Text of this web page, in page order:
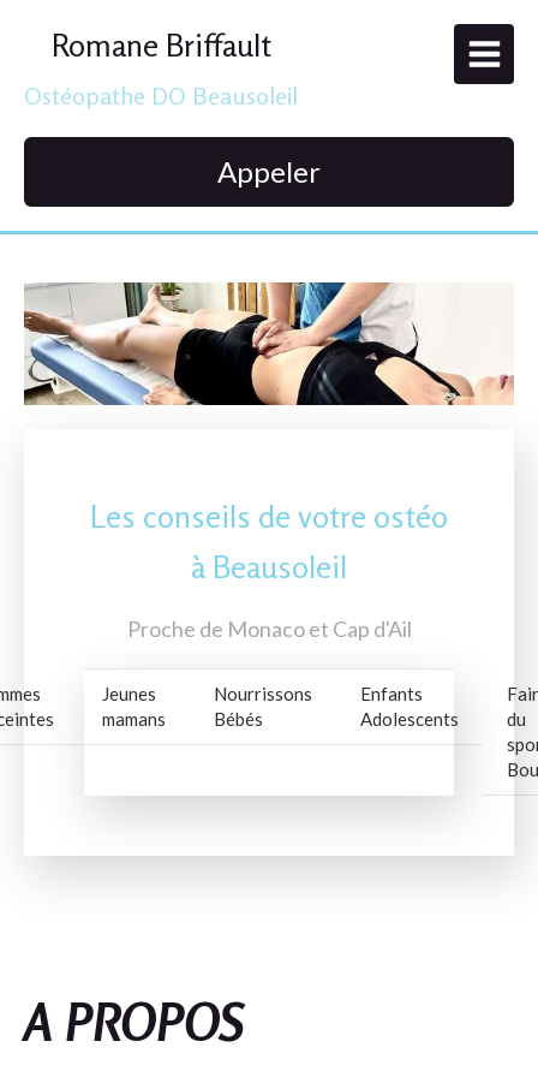
Romane Briffault
Ostéopathe DO Beausoleil
Appeler
Les conseils de votre ostéo
à Beausoleil
Proche de Monaco et Cap d'Ail
Jeunes
mamans
Nourrissons
Bébés
Enfants
Adolescents
du
A PROPOS